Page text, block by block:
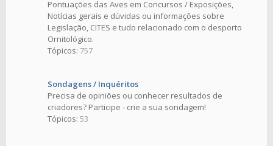
Pontuações das Aves em Concursos / Exposições,
Notícias gerais e dúvidas ou informações sobre
Legislação, CITES e tudo relacionado com o desporto
Ornitológico.
Tópicos: 757
Sondagens / Inquéritos
Precisa de opiniões ou conhecer resultados de
criadores? Participe - crie a sua sondagem!
Tópicos: 53